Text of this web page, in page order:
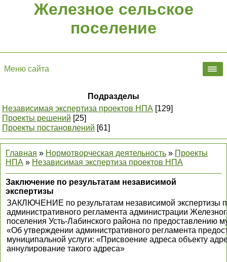
Железное сельское
поселение
Меню сайта
Подразделы
Независимая экспертиза проектов НПА [129]
Проекты решений [25]
Проекты постановлений [61]
Главная » Нормотворческая деятельность » Проекты
НПА » Независимая экспертиза проектов НПА
Заключение по результатам независимой
экспертизы
ЗАКЛЮЧЕНИЕ по результатам независимой экспертизы
административного регламента администрации
поселения Усть-Лабинского района по предоставлению
«Об утверждении административного регламента
муниципальной услуги: «Присвоение адреса объекту
аннулирование такого адреса»